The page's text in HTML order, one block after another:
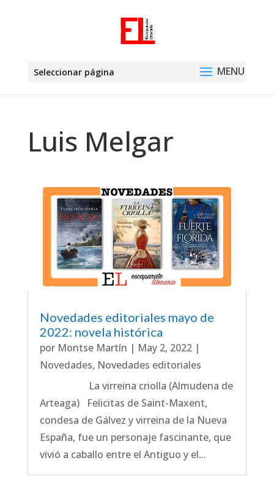
Seleccionar página
Luis Melgar
Novedades editoriales mayo de
2022: novela histórica
por Montse Martín | May 2, 2022|
Novedades, Novedades editoriales
La virreina criolla (Almudena de
Arteaga) Felicitas de Saint-Maxent,
condesa de Gálvez y virreina de la Nueva
España, fue un personaje fascinante, que
vivió a caballo entre el Antiguo y el...